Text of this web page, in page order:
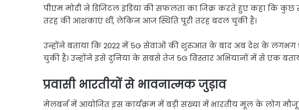
पीएम मोदी ने डिजिटल इंडिया की सफलता का जिक्र करते हुए कहा कि
तरह की आशंकाएं थीं, लेकिन आज स्थिति पूरी तरह बदल चुकी है।
उन्होंने बताया कि 2022 में 5G सेवाओं की शुरुआत के बाद अब देश के लगभग
चुकी है। उन्होंने इसे दुनिया के सबसे तेज 5G विस्तार अभियानों में से एक
प्रवासी भारतीयों से भावनात्मक जुड़ाव
मेलबर्न में आयोजित इस कार्यक्रम में बड़ी संख्या में भारतीय मूल के लोग